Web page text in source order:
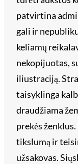
patvirtina
gali ir
keliamų
nekopijuotas,
iliustraciją.
taisyklinga
draudžiama
prekės
tikslumą ir
užsakovas.